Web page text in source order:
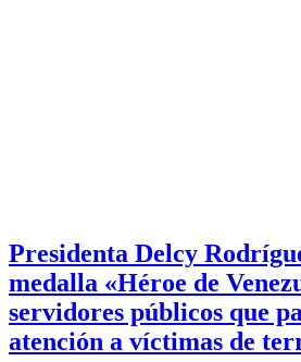
Presidenta Delcy
medalla «Héroe de
servidores públicos que
atención a víctimas de